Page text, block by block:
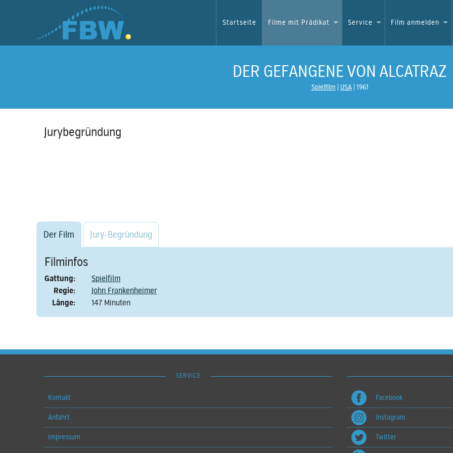
Startseite Filme mit Prädikat Service Film anmelden
DER GEFANGENE VON ALCATRAZ
Spielfilm USA 1961
Jurybegründung
Der Film Jury-Begründung
Filminfos
Gattung:
Spielfilm
Regie:
John Frankenheimer
Länge:
147 Minuten
SERVICE
Kontakt
Anfahrt
Impressum
Facebook
Instagram
Twitter